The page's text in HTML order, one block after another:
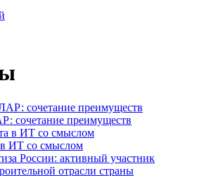
сочетание преимуществ
ИТ со смыслом